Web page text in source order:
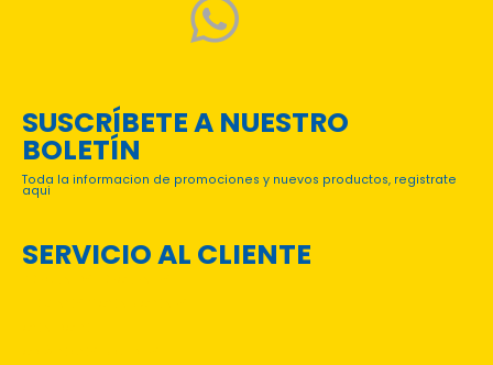
SUSCRÍBETE A NUESTRO
BOLETÍN
Toda la informacion de promociones y nuevos productos, registrate
aqui
SERVICIO AL CLIENTE